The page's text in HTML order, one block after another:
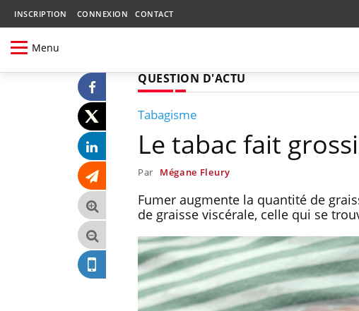
INSCRIPTION CONNEXION CONTACT
Menu
QUESTION D'ACTU
Tabagisme
Le tabac fait
Par Mégane Fleury
Fumer augmente la quantité de
de graisse viscérale, celle qui se